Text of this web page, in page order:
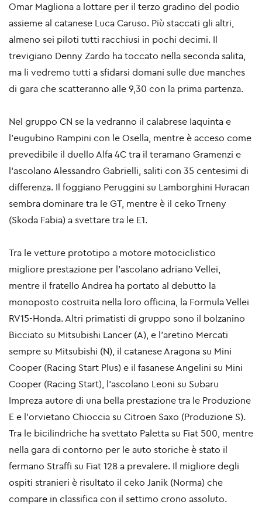
Omar Magliona a lottare per il terzo gradino del podio
assieme al catanese Luca Caruso. Più staccati gli altri,
almeno sei piloti tutti racchiusi in pochi decimi. Il
trevigiano Denny Zardo ha toccato nella seconda salita,
ma li vedremo tutti a sfidarsi domani sulle due manches
di gara che scatteranno alle 9,30 con la prima partenza.
Nel gruppo CN se la vedranno il calabrese Iaquinta e
l’eugubino Rampini con le Osella, mentre è acceso come
prevedibile il duello Alfa 4C tra il teramano Gramenzi e
l’ascolano Alessandro Gabrielli, saliti con 35 centesimi di
differenza. Il foggiano Peruggini su Lamborghini Huracan
sembra dominare tra le GT, mentre è il ceko Trneny
(Skoda Fabia) a svettare tra le E1.
Tra le vetture prototipo a motore motociclistico
migliore prestazione per l’ascolano adriano Vellei,
mentre il fratello Andrea ha portato al debutto la
monoposto costruita nella loro officina, la Formula Vellei
RV15-Honda. Altri primatisti di gruppo sono il bolzanino
Bicciato su Mitsubishi Lancer (A), e l’aretino Mercati
sempre su Mitsubishi (N), il catanese Aragona su Mini
Cooper (Racing Start Plus) e il fasanese Angelini su Mini
Cooper (Racing Start), l’ascolano Leoni su Subaru
Impreza autore di una bella prestazione tra le Produzione
E e l’orvietano Chioccia su Citroen Saxo (Produzione S).
Tra le bicilindriche ha svettato Paletta su Fiat 500, mentre
nella gara di contorno per le auto storiche è stato il
fermano Straffi su Fiat 128 a prevalere. Il migliore degli
ospiti stranieri è risultato il ceko Janik (Norma) che
compare in classifica con il settimo crono assoluto.